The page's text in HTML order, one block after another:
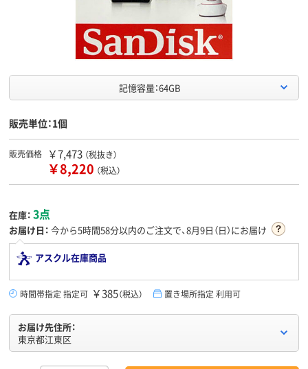
記憶容量：64GB
販売単位：1個
販売価格 ￥7,473 （税抜き）
￥8,220 （税込）
在庫： 3点
お届け日： 今から5時間58分以内のご注文で、8月9日（日）にお届け
アスクル在庫商品
時間帯指定 指定可 ￥385（税込） 置き場所指定 利用可
お届け先住所：
東京都江東区